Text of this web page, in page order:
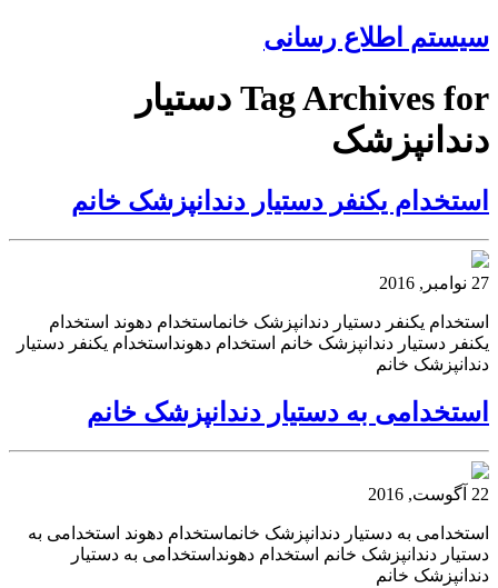
سیستم اطلاع رسانی
Tag Archives for دستیار
دندانپزشک
استخدام یکنفر دستیار دندانپزشک خانم
27 نوامبر, 2016
استخدام یکنفر دستیار دندانپزشک خانماستخدام دهوند استخدام
یکنفر دستیار دندانپزشک خانم استخدام دهونداستخدام یکنفر دستیار
دندانپزشک خانم
استخدامی به دستیار دندانپزشک خانم
22 آگوست, 2016
استخدامی به دستیار دندانپزشک خانماستخدام دهوند استخدامی به
دستیار دندانپزشک خانم استخدام دهونداستخدامی به دستیار
دندانپزشک خانم